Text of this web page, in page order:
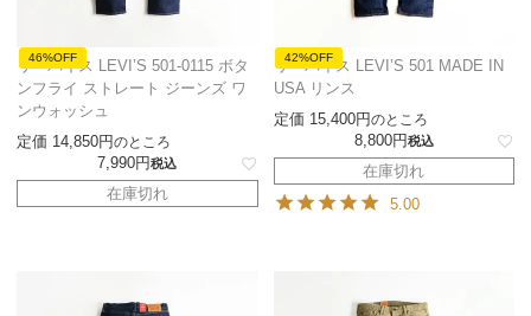
46%OFF
リーバイス LEVI’S 501-0115 ボタ
ンフライ ストレート ジーンズ ワ
ンウォッシュ
定価 14,850 のところ
7,990 税込
在庫切れ
42%OFF
リーバイス LEVI’S 501 MADE IN
USA リンス
定価 15,400 のところ
8,800 税込
在庫切れ
5.00